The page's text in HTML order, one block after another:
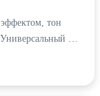
тон
…